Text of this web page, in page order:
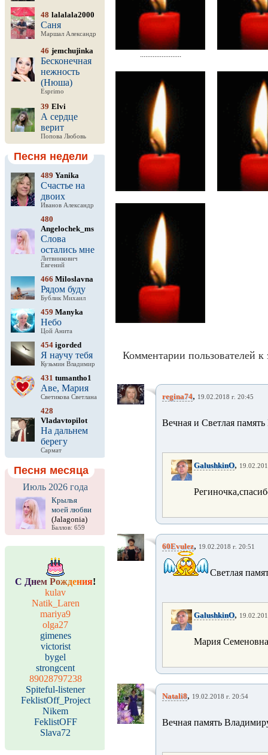
48 lalalala2000
Саня
Маршал Александр
46 jemchujinka
Бесконечная
нежность
(Нюша)
Esprimo
39 Elvi
А сердце
верит
Попова Любовь
Песня недели
489 Yanika
Счастье на
двоих
Иванов Александр
480
Angelochek_ms
Слова
остались мне
Литвинкович
Евгений
466 Miloslavna
Рядом буду
Бублик Михаил
459 Manyka
Небо
Цой Анита
454 igorded
Я научу тебя
Кузьмин Владимир
431 tumantho1
Аве, Мария
Светикова Светлана
428
Vladavtopilot
На дальнем
берегу
Сармат
Песня месяца
Июль 2026 года
Крылья
моей любви
(Jalagonia)
Баллов: 659
С Днем Рождения!
kulav
Natik_Laren
mariya9
olga27
gimenes
victorist
bygel
strongcent
89028797238
Spiteful-listener
FeklistOff_Project
Nikem
FeklistOFF
Slava72
.......................
Комментарии пользователей к
regina74, 19.02.2018 г. 20:45
Вечная и Светлая
GalushkinO,
60Evulez, 19.02.2018 г. 20:51
Светлая
GalushkinO,
Мария
Natali8, 19.02.2018 г. 20:54
Вечная память